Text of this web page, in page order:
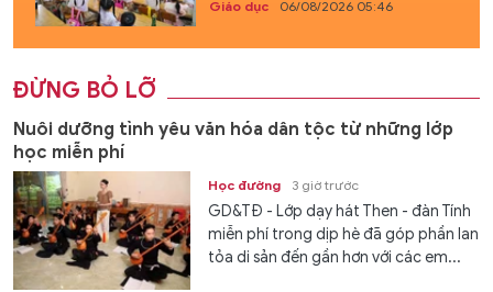
Giáo dục 06/08/2026 05:46
ĐỪNG BỎ LỠ
Nuôi dưỡng tình yêu văn hóa dân tộc từ những lớp
học miễn phí
Học đường 3 giờ trước
GD&TĐ - Lớp dạy hát Then - đàn Tính
miễn phí trong dịp hè đã góp phần lan
tỏa di sản đến gần hơn với các em...